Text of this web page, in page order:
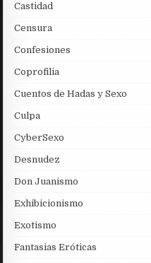
Castidad
Censura
Confesiones
Coprofilia
Cuentos de Hadas y Sexo
Culpa
CyberSexo
Desnudez
Don Juanismo
Exhibicionismo
Exotismo
Fantasias Eróticas